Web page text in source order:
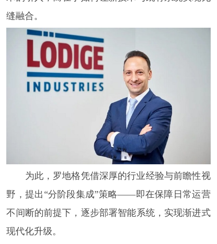
缝融合。
为此，罗地格凭借深厚的行业经验与前瞻性视
野，提出“分阶段集成”策略——即在保障日常运营
不间断的前提下，逐步部署智能系统，实现渐进式
现代化升级。